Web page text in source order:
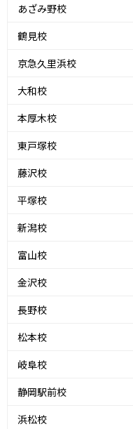
あざみ野校
鶴見校
京急久里浜校
大和校
本厚木校
東戸塚校
藤沢校
平塚校
新潟校
富山校
金沢校
長野校
松本校
岐阜校
静岡駅前校
浜松校